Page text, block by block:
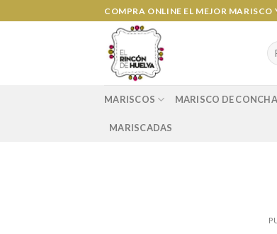
al
COMPRA ONLINE EL MEJOR MARISCO
for:
MARISCOS MARISCO DE CONCHA
MARISCADAS